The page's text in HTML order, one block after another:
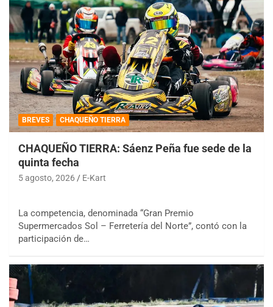
BREVES CHAQUEÑO TIERRA
CHAQUEÑO TIERRA: Sáenz Peña fue sede de la
quinta fecha
5 agosto, 2026 E-Kart
La competencia, denominada “Gran Premio
Supermercados Sol – Ferretería del Norte”, contó con la
participación de…